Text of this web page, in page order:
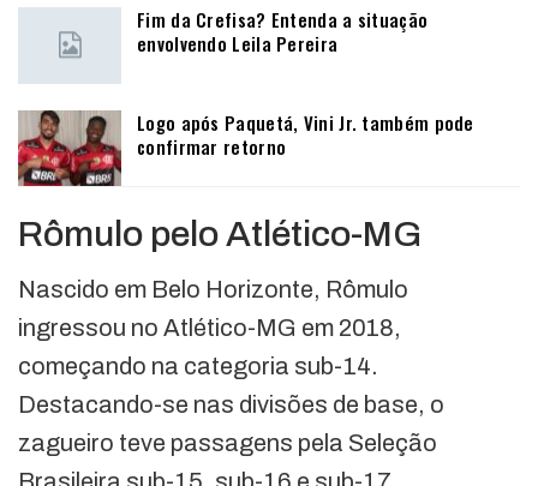
Fim da Crefisa? Entenda a situação
envolvendo Leila Pereira
Logo após Paquetá, Vini Jr. também pode
confirmar retorno
Rômulo pelo Atlético-MG
Nascido em Belo Horizonte, Rômulo
ingressou no Atlético-MG em 2018,
começando na categoria sub-14.
Destacando-se nas divisões de base, o
zagueiro teve passagens pela Seleção